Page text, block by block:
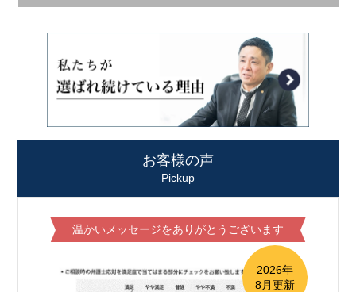
お客様の声
Pickup
温かいメッセージをありがとうございます
2026年
8月更新